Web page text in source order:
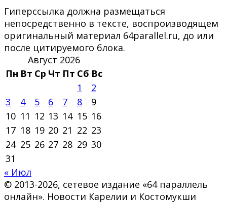
Гиперссылка должна размещаться
непосредственно в тексте, воспроизводящем
оригинальный материал 64parallel.ru, до или
после цитируемого блока.
Август 2026
Пн Вт Ср Чт Пт Сб Вс
1
2
3
4 5 6 7 8
9
10 11 12 13 14 15 16
17 18 19 20 21 22 23
24 25 26 27 28 29 30
31
« Июл
© 2013-2026, сетевое издание «64 параллель
онлайн». Новости Карелии и Костомукши